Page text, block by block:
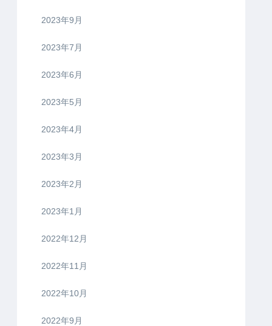
2023年9月
2023年7月
2023年6月
2023年5月
2023年4月
2023年3月
2023年2月
2023年1月
2022年12月
2022年11月
2022年10月
2022年9月